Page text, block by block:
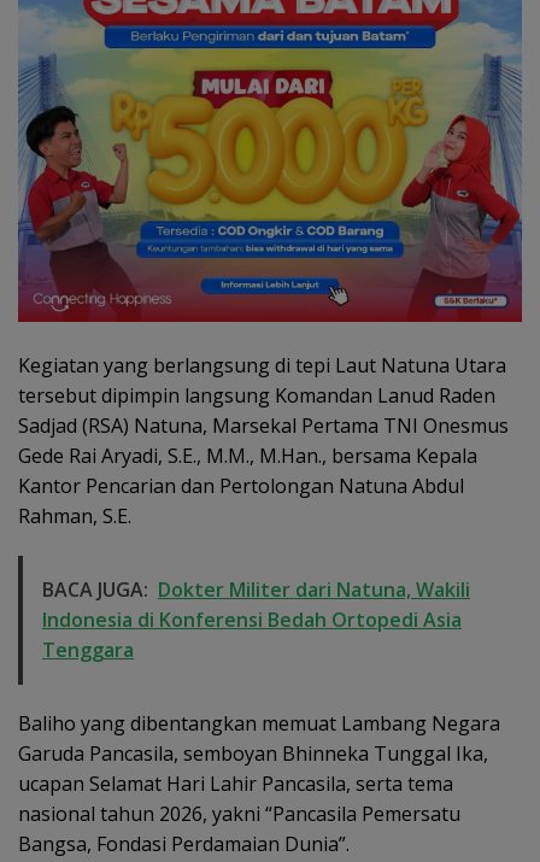
Kegiatan yang berlangsung di tepi Laut Natuna Utara
tersebut dipimpin langsung Komandan Lanud Raden
Sadjad (RSA) Natuna, Marsekal Pertama TNI Onesmus
Gede Rai Aryadi, S.E., M.M., M.Han., bersama Kepala
Kantor Pencarian dan Pertolongan Natuna Abdul
Rahman, S.E.
BACA JUGA: Dokter Militer dari Natuna, Wakili
Indonesia di Konferensi Bedah Ortopedi Asia
Tenggara
Baliho yang dibentangkan memuat Lambang Negara
Garuda Pancasila, semboyan Bhinneka Tunggal Ika,
ucapan Selamat Hari Lahir Pancasila, serta tema
nasional tahun 2026, yakni “Pancasila Pemersatu
Bangsa, Fondasi Perdamaian Dunia”.